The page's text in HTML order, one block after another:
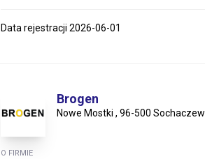
Data rejestracji 2026-06-01
Brogen
Nowe Mostki , 96-500 Sochaczew
O FIRMIE